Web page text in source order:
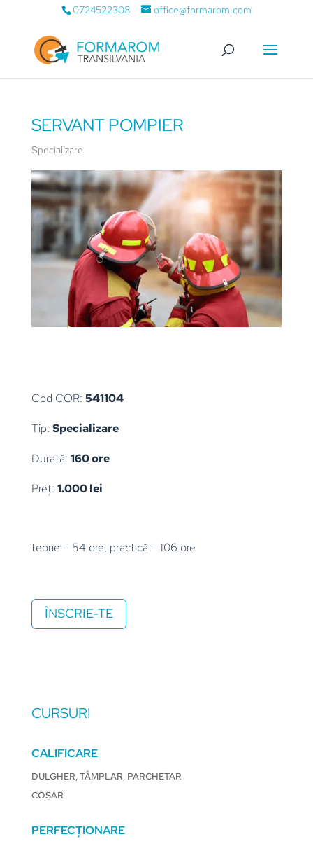
0724522308 office@formarom.com
SERVANT POMPIER
Specializare
Cod COR: 541104
Tip: Specializare
Durată: 160 ore
Preț: 1.000 lei
teorie – 54 ore, practică – 106 ore
ÎNSCRIE-TE
CURSURI
CALIFICARE
DULGHER, TÂMPLAR, PARCHETAR
COȘAR
PERFECȚIONARE